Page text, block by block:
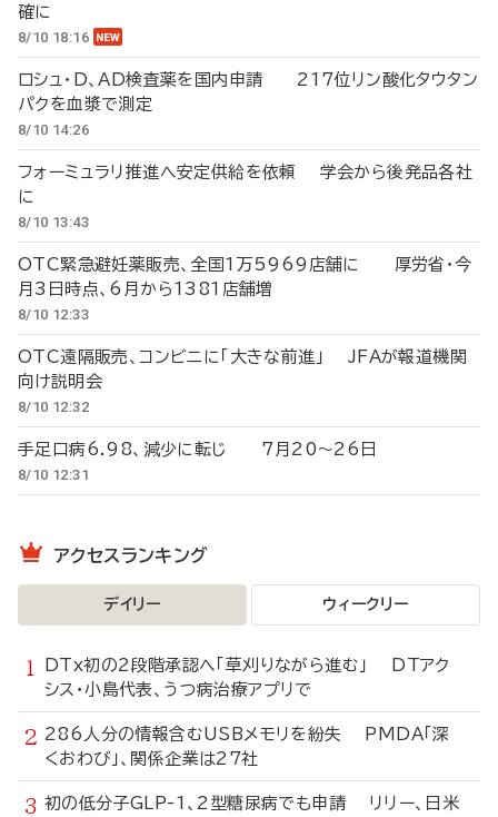
確に
8/10 18:16
ロシュ・D、AD検査薬を国内申請 217位リン酸化タウタン
パクを血漿で測定
8/10 14:26
フォーミュラリ推進へ安定供給を依頼 学会から後発品各社
に
8/10 13:43
OTC緊急避妊薬販売、全国1万5969店舗に 厚労省・今
月3日時点、6月から1381店舗増
8/10 12:33
OTC遠隔販売、コンビニに「大きな前進」 JFAが報道機関
向け説明会
8/10 12:32
手足口病6.98、減少に転じ 7月20～26日
8/10 12:31
アクセスランキング
デイリー ウィークリー
DTx初の2段階承認へ「草刈りながら進む」 DTアク
シス・小島代表、うつ病治療アプリで
286人分の情報含むUSBメモリを紛失 PMDA「深
くおわび」、関係企業は27社
初の低分子GLP-1、2型糖尿病でも申請 リリー、日米